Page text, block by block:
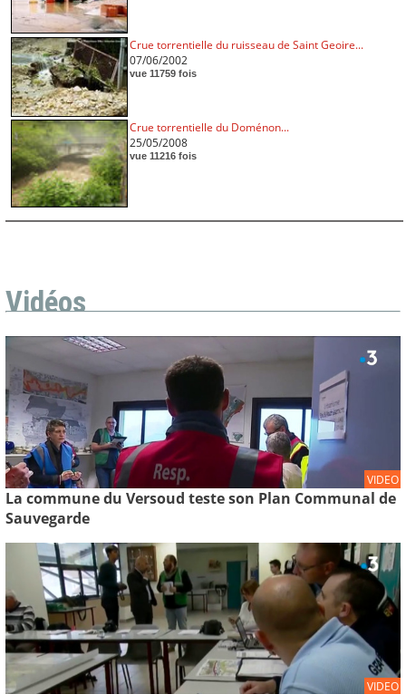
Crue torrentielle du ruisseau de Saint Geoire...
07/06/2002
vue 11759 fois
Crue torrentielle du Doménon...
25/05/2008
vue 11216 fois
Vidéos
VIDEO
La commune du Versoud teste son Plan Communal de
Sauvegarde
VIDEO